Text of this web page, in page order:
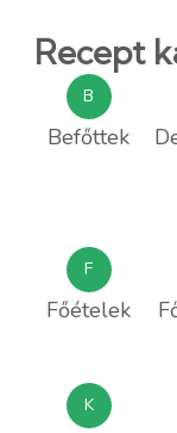
Recept
B
Befőttek
F
Főételek
K